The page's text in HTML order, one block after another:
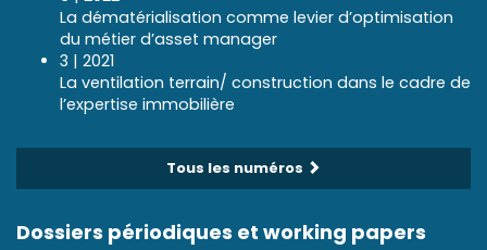
La dématérialisation comme levier d’optimisation
du métier d’asset manager
3 | 2021
La ventilation terrain/ construction dans le cadre de
l’expertise immobilière
Tous les numéros
Dossiers périodiques et working papers